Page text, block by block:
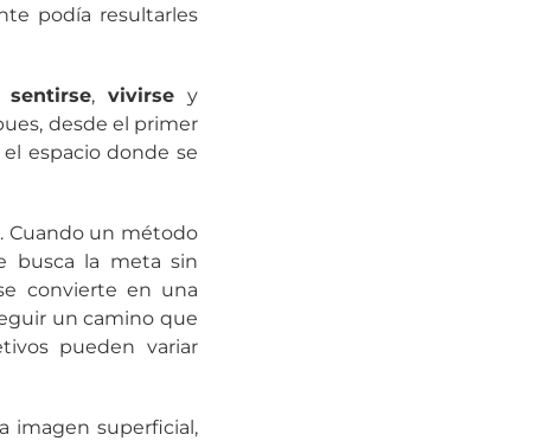
podía resultarles
sentirse, vivirsey
desde el primer
espacio donde se
Cuando un método
busca la meta sin
convierte en una
un camino que
pueden variar
imagen superficial,